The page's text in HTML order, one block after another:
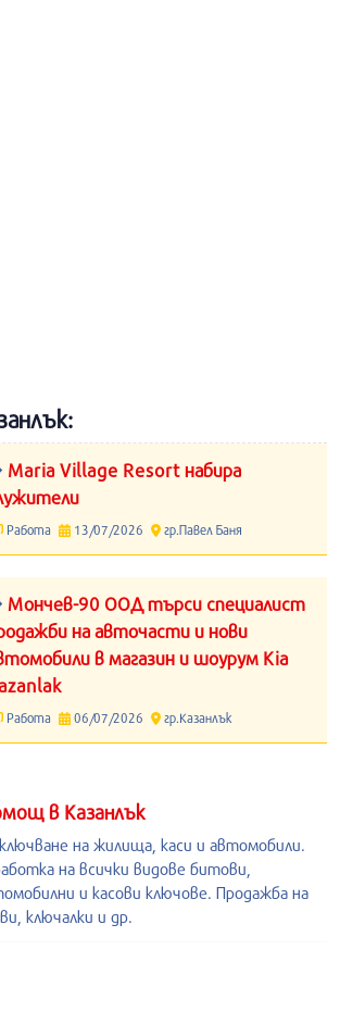
Maria Village Resort набира
Работа 13/07/2026 гр.Павел Баня
Мончев-90 ООД търси специалист
на авточасти и нови
в магазин и шоурум Kia
Работа 06/07/2026 гр.Казанлък
в Казанлък
на жилища, каси и автомобили.
на всички видове битови,
и касови ключове. Продажба на
ключалки и др.